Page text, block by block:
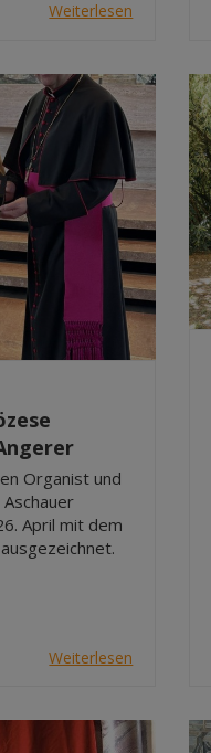
Weiterlesen
Organist und
April mit dem
Weiterlesen